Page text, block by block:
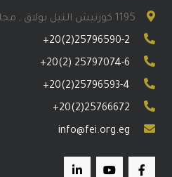
1195 كورنيش النيل بولاق , محافظة القاهره
+20(2)25796590-2
+20(2) 25797074-6
+20(2)25796593-4
+20(2)25766672
info@fei.org.eg